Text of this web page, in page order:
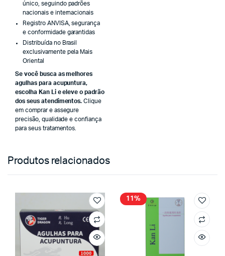
único, seguindo padrões
nacionais e internacionais
Registro ANVISA, segurança
e conformidade garantidas
Distribuída no Brasil
exclusivamente pela Mais
Oriental
Se você busca as melhores
agulhas para acupuntura,
escolha Kan Li e eleve o padrão
dos seus atendimentos. Clique
em comprar e assegure
precisão, qualidade e confiança
para seus tratamentos.
Produtos relacionados
11%